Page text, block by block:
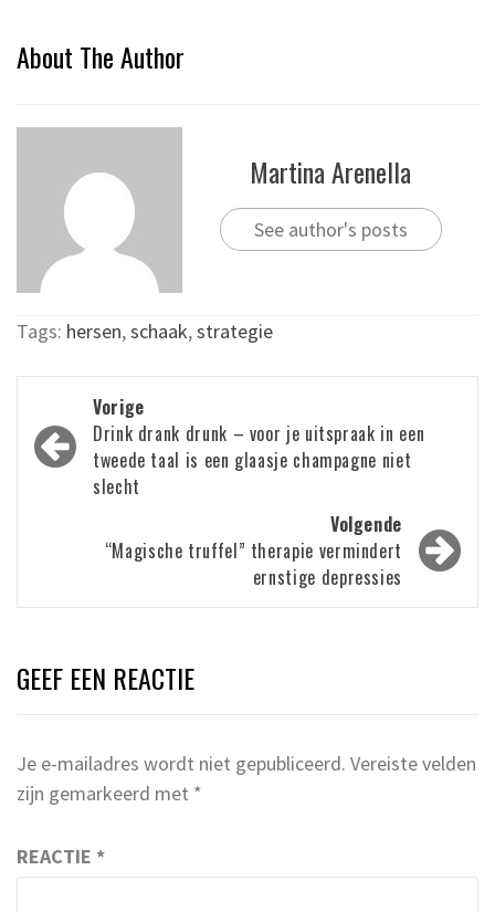
About The Author
Martina Arenella
See author's posts
Tags: hersen,schaak,strategie
Bericht
navigatie
Vorige
Drink drank drunk – voor je uitspraak in een
tweede taal is een glaasje champagne niet
slecht
Volgende
“Magische truffel” therapie vermindert
ernstige depressies
GEEF EEN REACTIE
Je e-mailadres wordt niet gepubliceerd. Vereiste velden
zijn gemarkeerd met *
REACTIE *